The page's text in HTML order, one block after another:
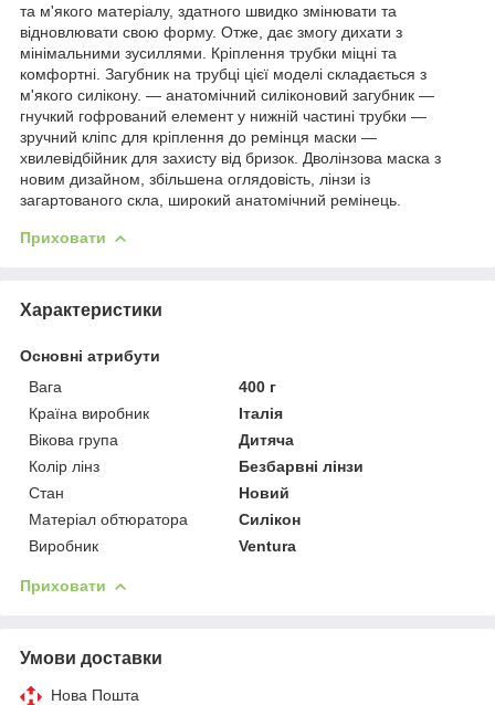
та м'якого матеріалу, здатного швидко змінювати та
відновлювати свою форму. Отже, дає змогу дихати з
мінімальними зусиллями. Кріплення трубки міцні та
комфортні. Загубник на трубці цієї моделі складається з
м'якого силікону. — анатомічний силіконовий загубник —
гнучкий гофрований елемент у нижній частині трубки —
зручний кліпс для кріплення до ремінця маски —
хвилевідбійник для захисту від бризок. Дволінзова маска з
новим дизайном, збільшена оглядовість, лінзи із
загартованого скла, широкий анатомічний ремінець.
Приховати
Характеристики
Основні атрибути
Вага
400 г
Країна виробник
Італія
Вікова група
Дитяча
Колір лінз
Безбарвні лінзи
Стан
Новий
Матеріал обтюратора
Силікон
Виробник
Ventura
Приховати
Умови доставки
Нова Пошта